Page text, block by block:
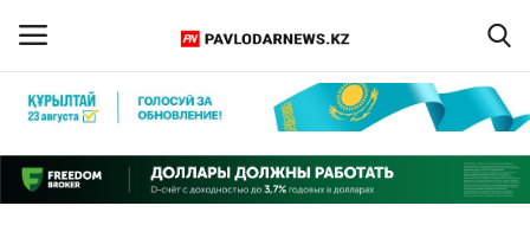
Регистрация
Главная